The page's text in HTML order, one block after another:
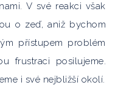
V své reakci však
o zeď, aniž bychom
přístupem problém
frustraci posilujeme.
i své nejbližší okolí.